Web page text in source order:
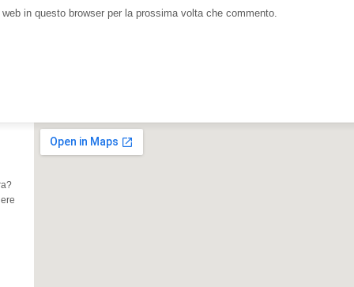
in questo browser per la prossima volta che commento.